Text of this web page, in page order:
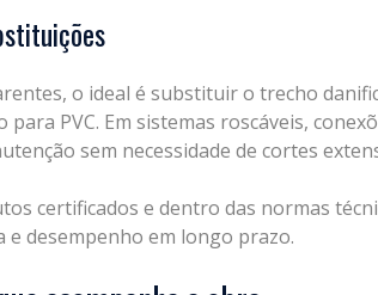
o ideal é substituir o trecho
para PVC. Em sistemas roscáveis,
sem necessidade de cortes
certificados e dentro das normas
desempenho em longo prazo.